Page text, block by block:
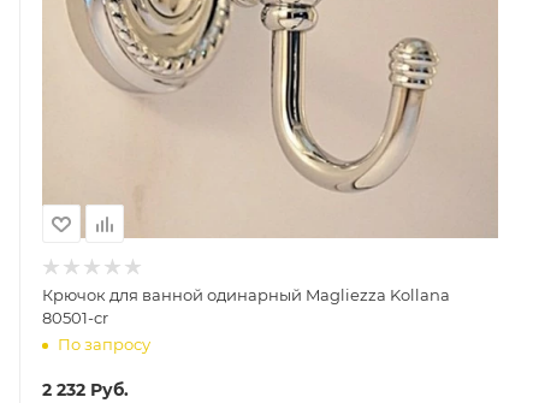
Крючок для ванной одинарный Magliezza Kollana
80501-cr
По запросу
2 232 Руб.